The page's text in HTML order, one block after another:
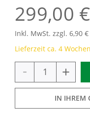
299,00 €
Inkl. MwSt. zzgl. 6,90 €
Lieferzeit ca. 4 Wochen
- +
IN IHREM